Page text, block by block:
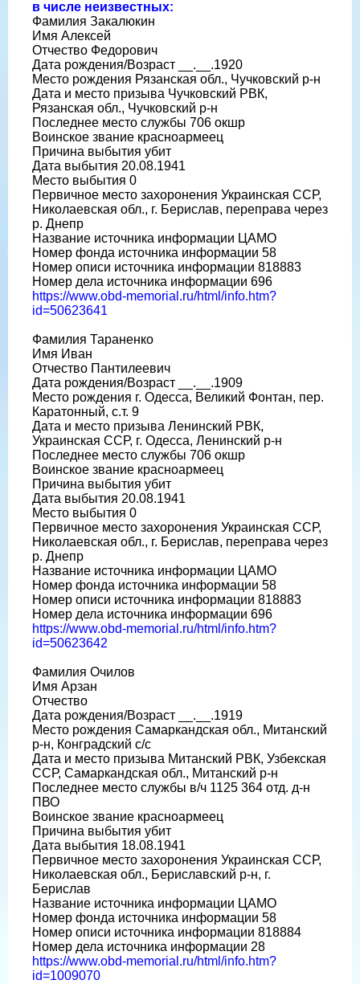
в числе неизвестных:
Фамилия Закалюкин
Имя Алексей
Отчество Федорович
Дата рождения/Возраст __.__.1920
Место рождения Рязанская обл., Чучковский р-н
Дата и место призыва Чучковский РВК,
Рязанская обл., Чучковский р-н
Последнее место службы 706 окшр
Воинское звание красноармеец
Причина выбытия убит
Дата выбытия 20.08.1941
Место выбытия 0
Первичное место захоронения Украинская ССР,
Николаевская обл., г. Берислав, переправа через
р. Днепр
Название источника информации ЦАМО
Номер фонда источника информации 58
Номер описи источника информации 818883
Номер дела источника информации 696
https://www.obd-memorial.ru/html/info.htm?
id=50623641
Фамилия Тараненко
Имя Иван
Отчество Пантилеевич
Дата рождения/Возраст __.__.1909
Место рождения г. Одесса, Великий Фонтан, пер.
Каратонный, с.т. 9
Дата и место призыва Ленинский РВК,
Украинская ССР, г. Одесса, Ленинский р-н
Последнее место службы 706 окшр
Воинское звание красноармеец
Причина выбытия убит
Дата выбытия 20.08.1941
Место выбытия 0
Первичное место захоронения Украинская ССР,
Николаевская обл., г. Берислав, переправа через
р. Днепр
Название источника информации ЦАМО
Номер фонда источника информации 58
Номер описи источника информации 818883
Номер дела источника информации 696
https://www.obd-memorial.ru/html/info.htm?
id=50623642
Фамилия Очилов
Имя Арзан
Отчество
Дата рождения/Возраст __.__.1919
Место рождения Самаркандская обл., Митанский
р-н, Конградский с/с
Дата и место призыва Митанский РВК, Узбекская
ССР, Самаркандская обл., Митанский р-н
Последнее место службы в/ч 1125 364 отд. д-н
ПВО
Воинское звание красноармеец
Причина выбытия убит
Дата выбытия 18.08.1941
Первичное место захоронения Украинская ССР,
Николаевская обл., Бериславский р-н, г.
Берислав
Название источника информации ЦАМО
Номер фонда источника информации 58
Номер описи источника информации 818884
Номер дела источника информации 28
https://www.obd-memorial.ru/html/info.htm?
id=1009070